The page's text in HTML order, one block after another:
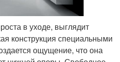
в уходе, выглядит
конструкция специальными
ощущение, что она